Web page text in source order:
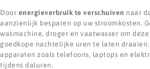
Door energieverbruik te verschuiven naar
aanzienlijk besparen op uw stroomkosten.
wasmachine, droger en vaatwasser om
goedkope nachtelijke uren te laten
apparaten zoals telefoons, laptops en
tijdens daluren.